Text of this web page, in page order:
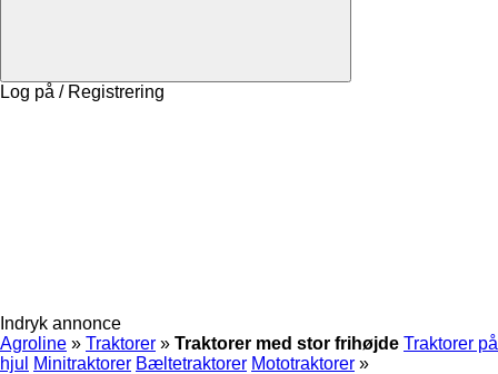
Log på / Registrering
Indryk annonce
Agroline » Traktorer » Traktorer med stor frihøjde Traktorer på
hjul
Minitraktorer Bæltetraktorer Mototraktorer »